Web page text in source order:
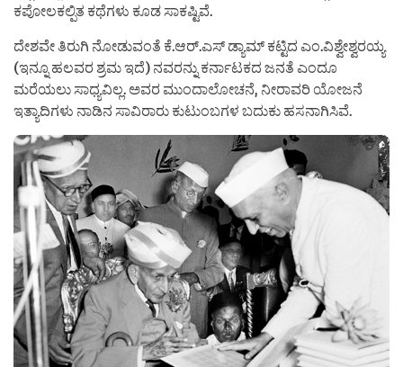
ಕಪೋಲಕಲ್ಪಿತ ಕಥೆಗಳು ಕೂಡ ಸಾಕಷ್ಟಿವೆ.
ದೇಶವೇ ತಿರುಗಿ ನೋಡುವಂತೆ ಕೆ.ಆರ್.ಎಸ್ ಡ್ಯಾಮ್ ಕಟ್ಟಿದ ಎಂ.ವಿಶ್ವೇಶ್ವರಯ್ಯ
(ಇನ್ನೂ ಹಲವರ ಶ್ರಮ ಇದೆ) ನವರನ್ನು ಕರ್ನಾಟಕದ ಜನತೆ ಎಂದೂ
ಮರೆಯಲು ಸಾಧ್ಯವಿಲ್ಲ. ಅವರ ಮುಂದಾಲೋಚನೆ, ನೀರಾವರಿ ಯೋಜನೆ
ಇತ್ಯಾದಿಗಳು ನಾಡಿನ ಸಾವಿರಾರು ಕುಟುಂಬಗಳ ಬದುಕು ಹಸನಾಗಿಸಿವೆ.